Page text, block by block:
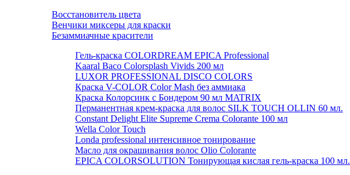
Восстановитель цвета
Венчики миксеры для краски
Безаммиачные красители
Гель-краска COLORDREAM EPICA Professional
Kaaral Baco Colorsplash Vivids 200 мл
LUXOR PROFESSIONAL DISCO COLORS
Краска V-COLOR Color Mash без аммиака
Краска Колорсинк с Бондером 90 мл MATRIX
Перманентная крем-краска для волос SILK TOUCH OLLIN 60 мл.
Constant Delight Elite Supreme Crema Colorante 100 мл
Wella Color Touch
Londa professional интенсивное тонирование
Масло для окрашивания волос Olio Colorante
EPICA COLORSOLUTION Тонирующая кислая гель-краска 100 мл.